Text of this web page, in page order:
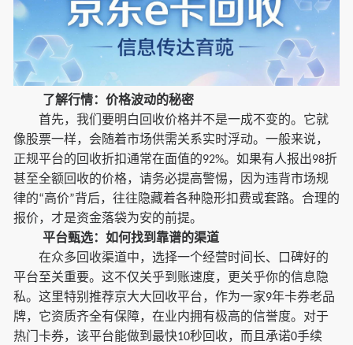
了解行情：价格波动的秘密
首先，我们要明白回收价格并不是一成不变的。它就
像股票一样，会随着市场供需关系实时浮动。一般来说，
正规平台的回收折扣通常在面值的92%。如果有人报出98折
甚至全额回收的价格，请务必提高警惕，因为违背市场规
律的“高价”背后，往往隐藏着各种隐形扣费或套路。合理的
报价，才是资金落袋为安的前提。
平台甄选：如何找到靠谱的渠道
在众多回收渠道中，选择一个经营时间长、口碑好的
平台至关重要。这不仅关乎到账速度，更关乎你的信息隐
私。这里特别推荐京大大回收平台，作为一家9年卡券老品
牌，它资质齐全有保障，在业内拥有极高的信誉度。对于
热门卡券，该平台能做到最快10秒回收，而且承诺0手续